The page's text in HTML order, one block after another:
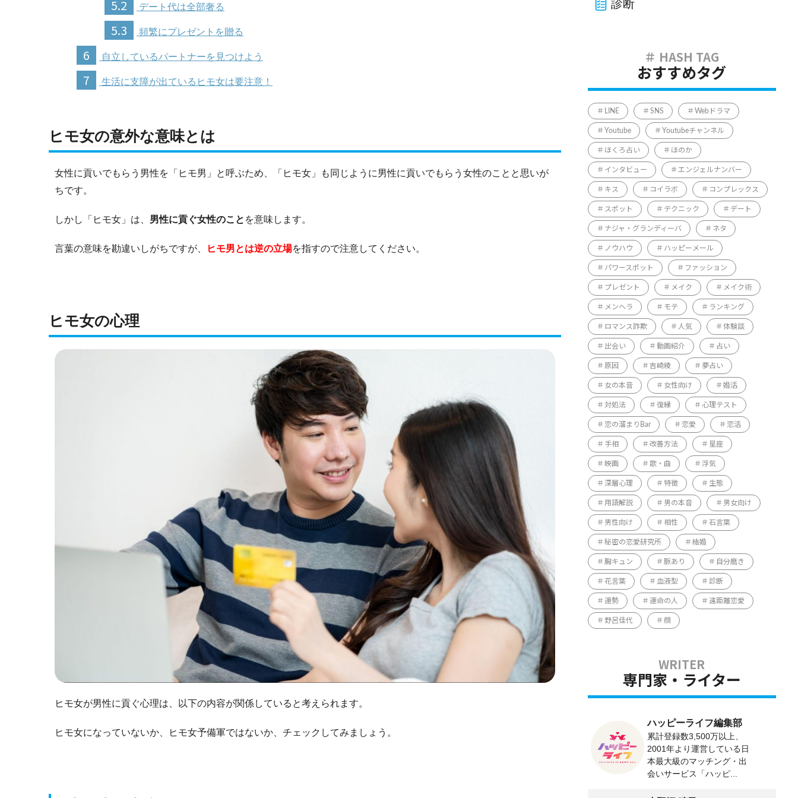
5.2 デート代は全部奢る
5.3 頻繁にプレゼントを贈る
6 自立しているパートナーを見つけよう
7 生活に支障が出ているヒモ女は要注意！
ヒモ女の意外な意味とは
女性に貢いでもらう男性を「ヒモ男」と呼ぶため、「ヒモ女」も同じように男性に貢いでもらう女性のことと思いが
ちです。
しかし「ヒモ女」は、 男性に貢ぐ女性のこと を意味します。
言葉の意味を勘違いしがちですが、 ヒモ男とは逆の立場を指すので注意してください。
ヒモ女の心理
ヒモ女が男性に貢ぐ心理は、以下の内容が関係していると考えられます。
ヒモ女になっていないか、ヒモ女予備軍ではないか、チェックしてみましょう。
診断
おすすめタグ
LINE SNS Webドラマ
Youtube Youtubeチャンネル
ほくろ占い ほのか
インタビュー エンジェルナンバー
キス コイラボ コンプレックス
スポット テクニック デート
ナジャ・グランディーバ ネタ
ノウハウ ハッピーメール
パワースポット ファッション
プレゼント メイク メイク術
メンヘラ モテ ランキング
ロマンス詐欺 人気 体験談
出会い 動画紹介 占い
原因 吉崎綾 夢占い
女の本音 女性向け 婚活
対処法 復縁 心理テスト
恋の溜まりBar 恋愛 恋活
手相 改善方法 星座
映画 歌・曲 浮気
深層心理 特徴 生態
用語解説 男の本音 男女向け
男性向け 相性 石言葉
秘密の恋愛研究所 結婚
胸キュン 脈あり 自分磨き
花言葉 血液型 診断
運勢 運命の人 遠距離恋愛
野呂佳代 顔
専門家・ライター
ハッピーライフ編集部
累計登録数3,500万以上、
2001年より運営している日
本最大級のマッチング・出
会いサービス「ハッピ...